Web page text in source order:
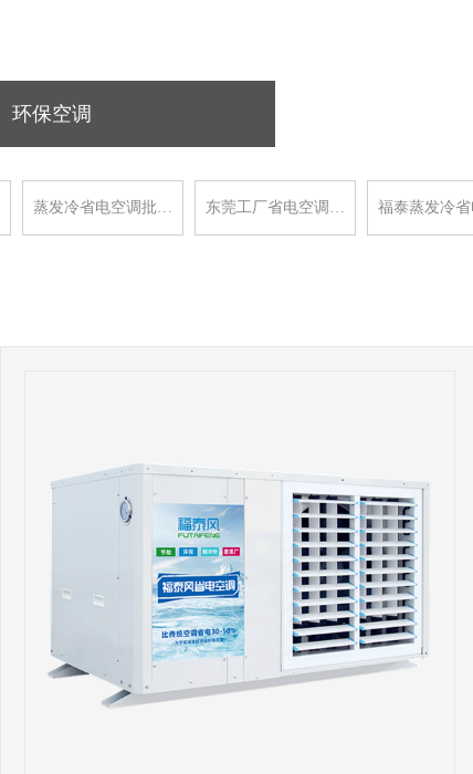
环保空调
蒸发冷省电空调批… 东莞工厂省电空调… 福泰蒸发冷